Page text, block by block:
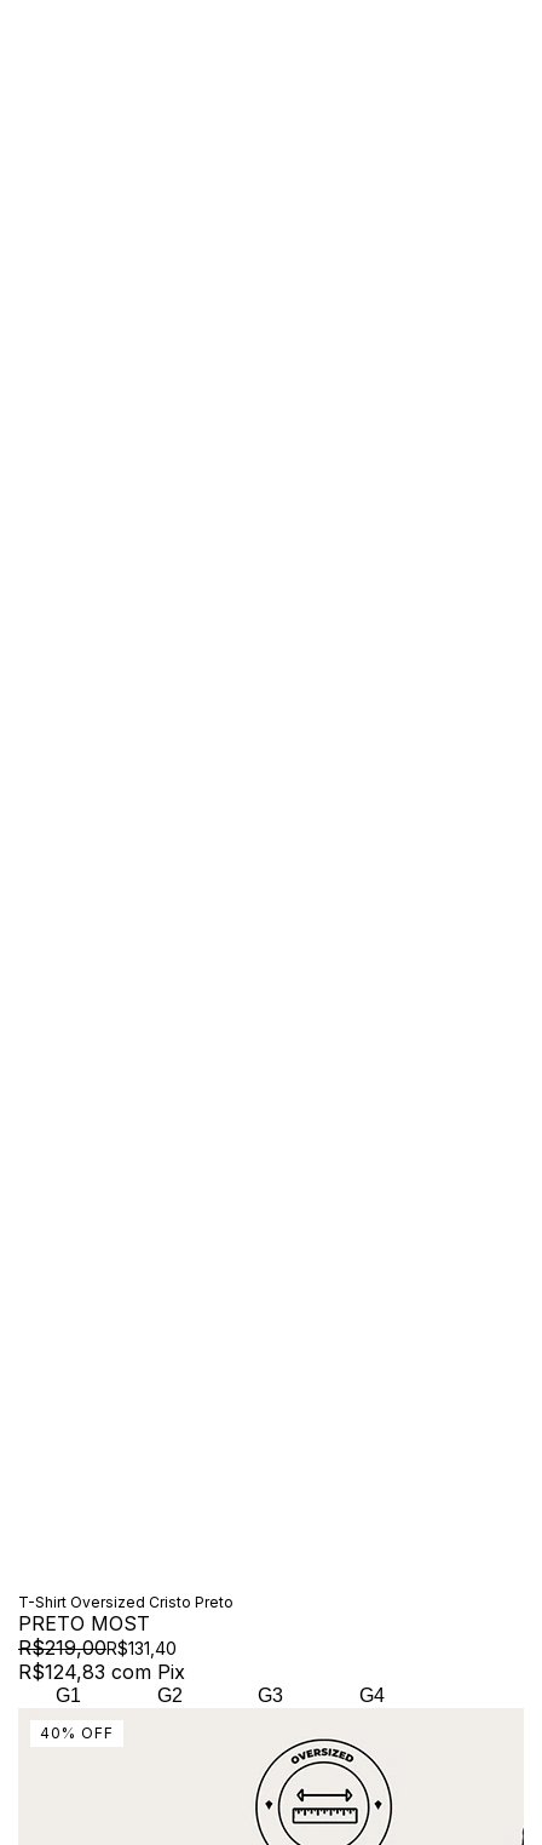
T-Shirt Oversized Cristo Preto
PRETO MOST
R$219,00R$131,40
R$124,83 com Pix
G1 G2 G3 G4
40 % OFF